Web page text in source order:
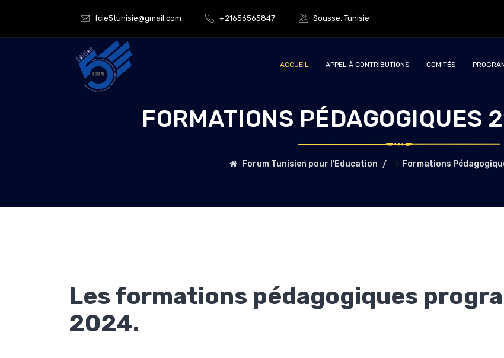
fcie5tunisie@gmail.com +21656565847 Sousse, Tunisie
ACCUEIL APPEL À CONTRIBUTIONS COMITÉS
FORMATIONS PÉDAGOGIQUES
Forum Tunisien pour l'Education > Formations
Les formations pédagogiques
2024.